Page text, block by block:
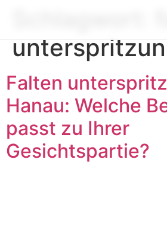
Falten
Hanau: Welche
passt zu Ihrer
Gesichtspartie?